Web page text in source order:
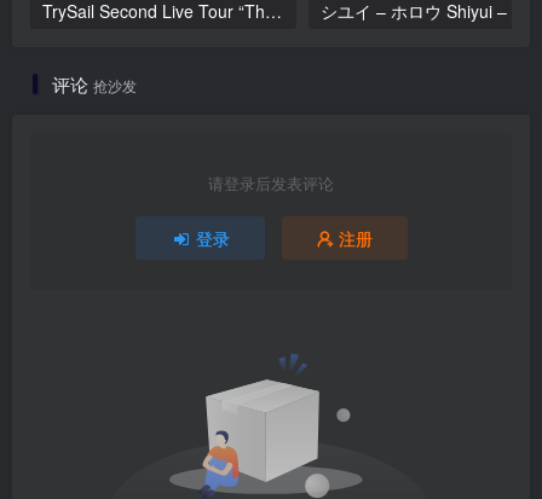
TrySail Second Live Tour “The Travels Of Trysail” 2018 1080p Hi10P flac《BDrip MKV 20.7G》
评论 抢沙发
请登录后发表评论
登录 注册